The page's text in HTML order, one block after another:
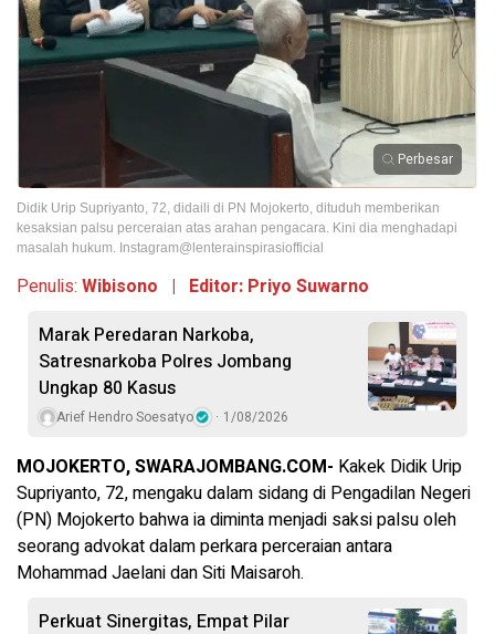
Perbesar
Didik Urip Supriyanto, 72, didaili di PN Mojokerto, dituduh memberikan
kesaksian palsu perceraian atas arahan pengacara. Kini dia menghadapi
masalah hukum. Instagram@lenterainspirasiofficial
Penulis: Wibisono | Editor: Priyo Suwarno
Marak Peredaran Narkoba,
Satresnarkoba Polres Jombang
Ungkap 80 Kasus
Arief Hendro Soesatyo 1/08/2026
MOJOKERTO, SWARAJOMBANG.COM- Kakek Didik Urip
Supriyanto, 72, mengaku dalam sidang di Pengadilan Negeri
(PN) Mojokerto bahwa ia diminta menjadi saksi palsu oleh
seorang advokat dalam perkara perceraian antara
Mohammad Jaelani dan Siti Maisaroh.
Perkuat Sinergitas, Empat Pilar